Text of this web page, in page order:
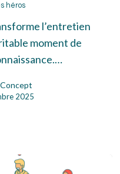
héros
l’entretien
moment de
2025